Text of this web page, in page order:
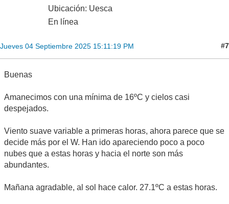
Ubicación: Uesca
En línea
Jueves 04 Septiembre 2025 15:11:19 PM #7
Buenas
Amanecimos con una mínima de 16ºC y cielos casi
despejados.
Viento suave variable a primeras horas, ahora parece que se
decide más por el W. Han ido apareciendo poco a poco
nubes que a estas horas y hacia el norte son más
abundantes.
Mañana agradable, al sol hace calor. 27.1ºC a estas horas.